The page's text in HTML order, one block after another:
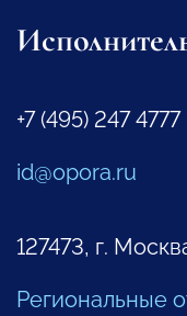
+7 (495) 247 4777
id@opora.ru
127473, г.
Региональные